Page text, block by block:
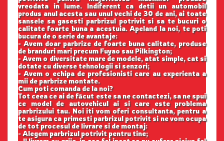
vreodata in lume. Indiferent ca detii un automobil
produs anul acesta sau unul vechi de 30 de ani, ai toate
sansele sa gasesti parbrizul potrivit si sa te bucuri o
calitate foarte buna a acestuia. Apeland la noi, te poti
bucura de o serie de avantaje:
- Avem doar parbrize de foarte buna calitate, produse
de branduri mari precum Fuyao sau Pilkington;
- Avem o diversitate mare de modele, atat simple, cat si
dotate cu diverse tehnologii si senzori;
- Avem o echipa de profesionisti care au experienta a
mii de parbrize montate.
Cum poti comanda de la noi?
Tot ceea ce ai de făcut este sa ne contactezi, sa ne spui
ce model de autovehicul ai si care este problema
parbrizului tau. Noi iti vom oferi consultanta, pentru a
te asigura ca primesti parbrizul potrivit si ne vom ocupa
de tot procesul de livrare si de montaj:
- Alegem parbrizul potrivit pentru tine;